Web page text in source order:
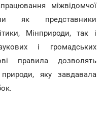
міжвідомчої
як представники
Мінприроди, так і
і громадських
правила дозволять
яку завдавала